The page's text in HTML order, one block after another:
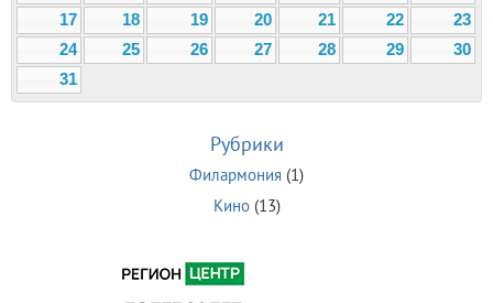
17
18 19 20 21 22
23
24
25 26 27 28 29
30
31
Рубрики
Филармония (1)
Кино(13)